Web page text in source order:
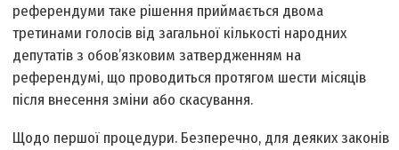
референдуми таке рішення приймається двома
третинами голосів від загальної кількості народних
депутатів з обов’язковим затвердженням на
референдумі, що проводиться протягом шести місяців
після внесення зміни або скасування.
Щодо першої процедури. Безперечно, для деяких законів